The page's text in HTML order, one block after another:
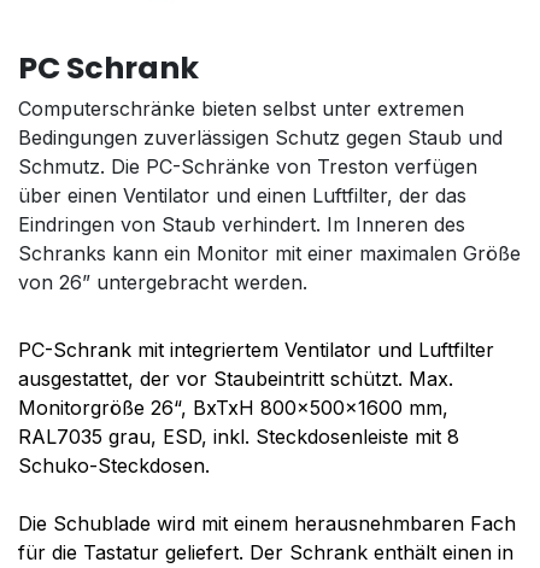
PC Schrank
Computerschränke bieten selbst unter extremen
Bedingungen zuverlässigen Schutz gegen Staub und
Schmutz. Die PC-Schränke von Treston verfügen
über einen Ventilator und einen Luftfilter, der das
Eindringen von Staub verhindert. Im Inneren des
Schranks kann ein Monitor mit einer maximalen Größe
von 26” untergebracht werden.
PC-Schrank mit integriertem Ventilator und Luftfilter
ausgestattet, der vor Staubeintritt schützt. Max.
Monitorgröße 26“, BxTxH 800x500x1600 mm,
RAL7035 grau, ESD, inkl. Steckdosenleiste mit 8
Schuko-Steckdosen.
Die Schublade wird mit einem herausnehmbaren Fach
für die Tastatur geliefert. Der Schrank enthält einen in